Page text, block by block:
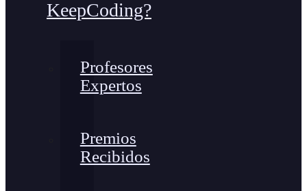
KeepCoding?
Profesores
Expertos
Premios
Recibidos